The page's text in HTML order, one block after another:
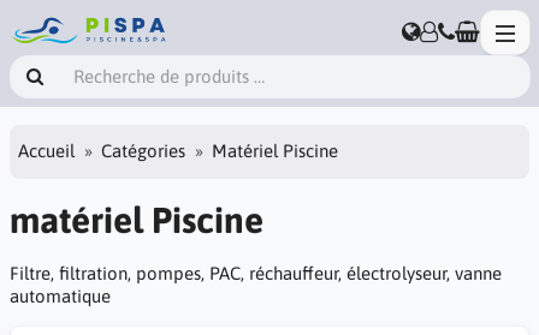
Accueil Catégories Matériel Piscine
matériel Piscine
Filtre, filtration, pompes, PAC, réchauffeur, électrolyseur, vanne
automatique